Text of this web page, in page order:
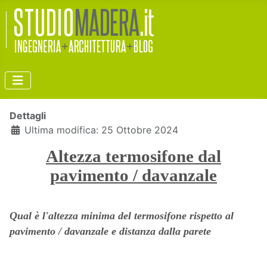
Dettagli
Ultima modifica: 25 Ottobre 2024
Altezza termosifone dal
pavimento / davanzale
Qual è l'altezza minima del termosifone rispetto al
pavimento / davanzale e distanza dalla parete